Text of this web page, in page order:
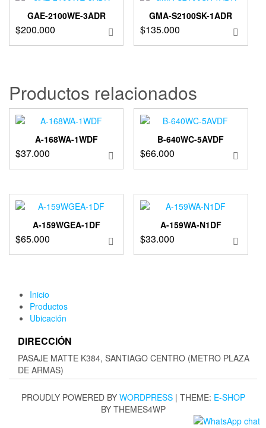
GAE-2100WE-3ADR
$200.000
GMA-S2100SK-1ADR
$135.000
Productos relacionados
A-168WA-1WDF
$37.000
B-640WC-5AVDF
$66.000
A-159WGEA-1DF
$65.000
A-159WA-N1DF
$33.000
Inicio
Productos
Ubicación
DIRECCIÓN
PASAJE MATTE K384, SANTIAGO CENTRO (METRO PLAZA
DE ARMAS)
PROUDLY POWERED BY WORDPRESS | THEME: E-SHOP
BY THEMES4WP